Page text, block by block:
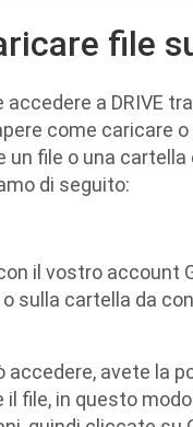
file
a DRIVE
come caricare
file o una
di seguito:
il vostro account
sulla cartella da
avete la
file, in questo